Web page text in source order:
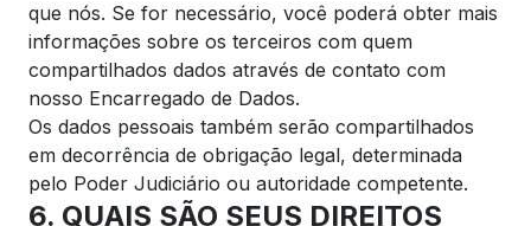
que nós. Se for necessário, você poderá obter mais
informações sobre os terceiros com quem
compartilhados dados através de contato com
nosso Encarregado de Dados.
Os dados pessoais também serão compartilhados
em decorrência de obrigação legal, determinada
pelo Poder Judiciário ou autoridade competente.
6. QUAIS SÃO SEUS DIREITOS